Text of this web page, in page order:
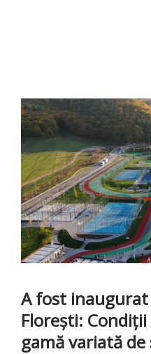
A fost
Floreşti:
gamă variată